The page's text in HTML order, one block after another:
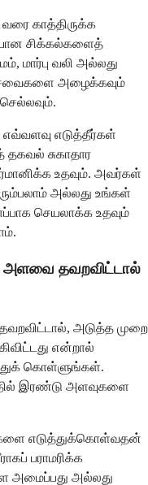
காத்திருக்க
சிக்கல்களைத்
மார்பு வலி அல்லது
அழைக்கவும்
எவ்வளவு எடுத்தீர்கள்
சுகாதார
உதவும். அவர்கள்
அல்லது உங்கள்
செயலாக்க உதவும்
அளவை தவறவிட்டால்
அடுத்த முறை
என்றால்
கொள்ளுங்கள்.
இரண்டு அளவுகளை
எடுத்துக்கொள்வதன்
பராமரிக்க
அமைப்பது அல்லது